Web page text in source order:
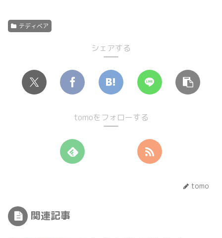
テディベア
シェアする
tomoをフォローする
tomo
関連記事